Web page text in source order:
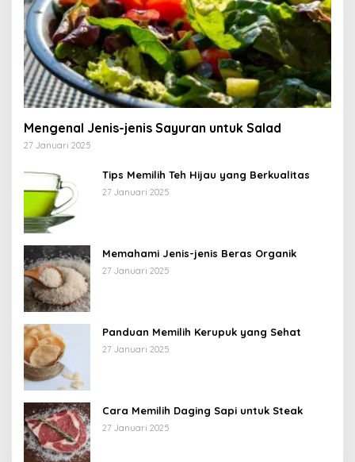
Mengenal Jenis-jenis Sayuran untuk Salad
27 Januari 2025
Tips Memilih Teh Hijau yang Berkualitas
27 Januari 2025
Memahami Jenis-jenis Beras Organik
27 Januari 2025
Panduan Memilih Kerupuk yang Sehat
27 Januari 2025
Cara Memilih Daging Sapi untuk Steak
27 Januari 2025